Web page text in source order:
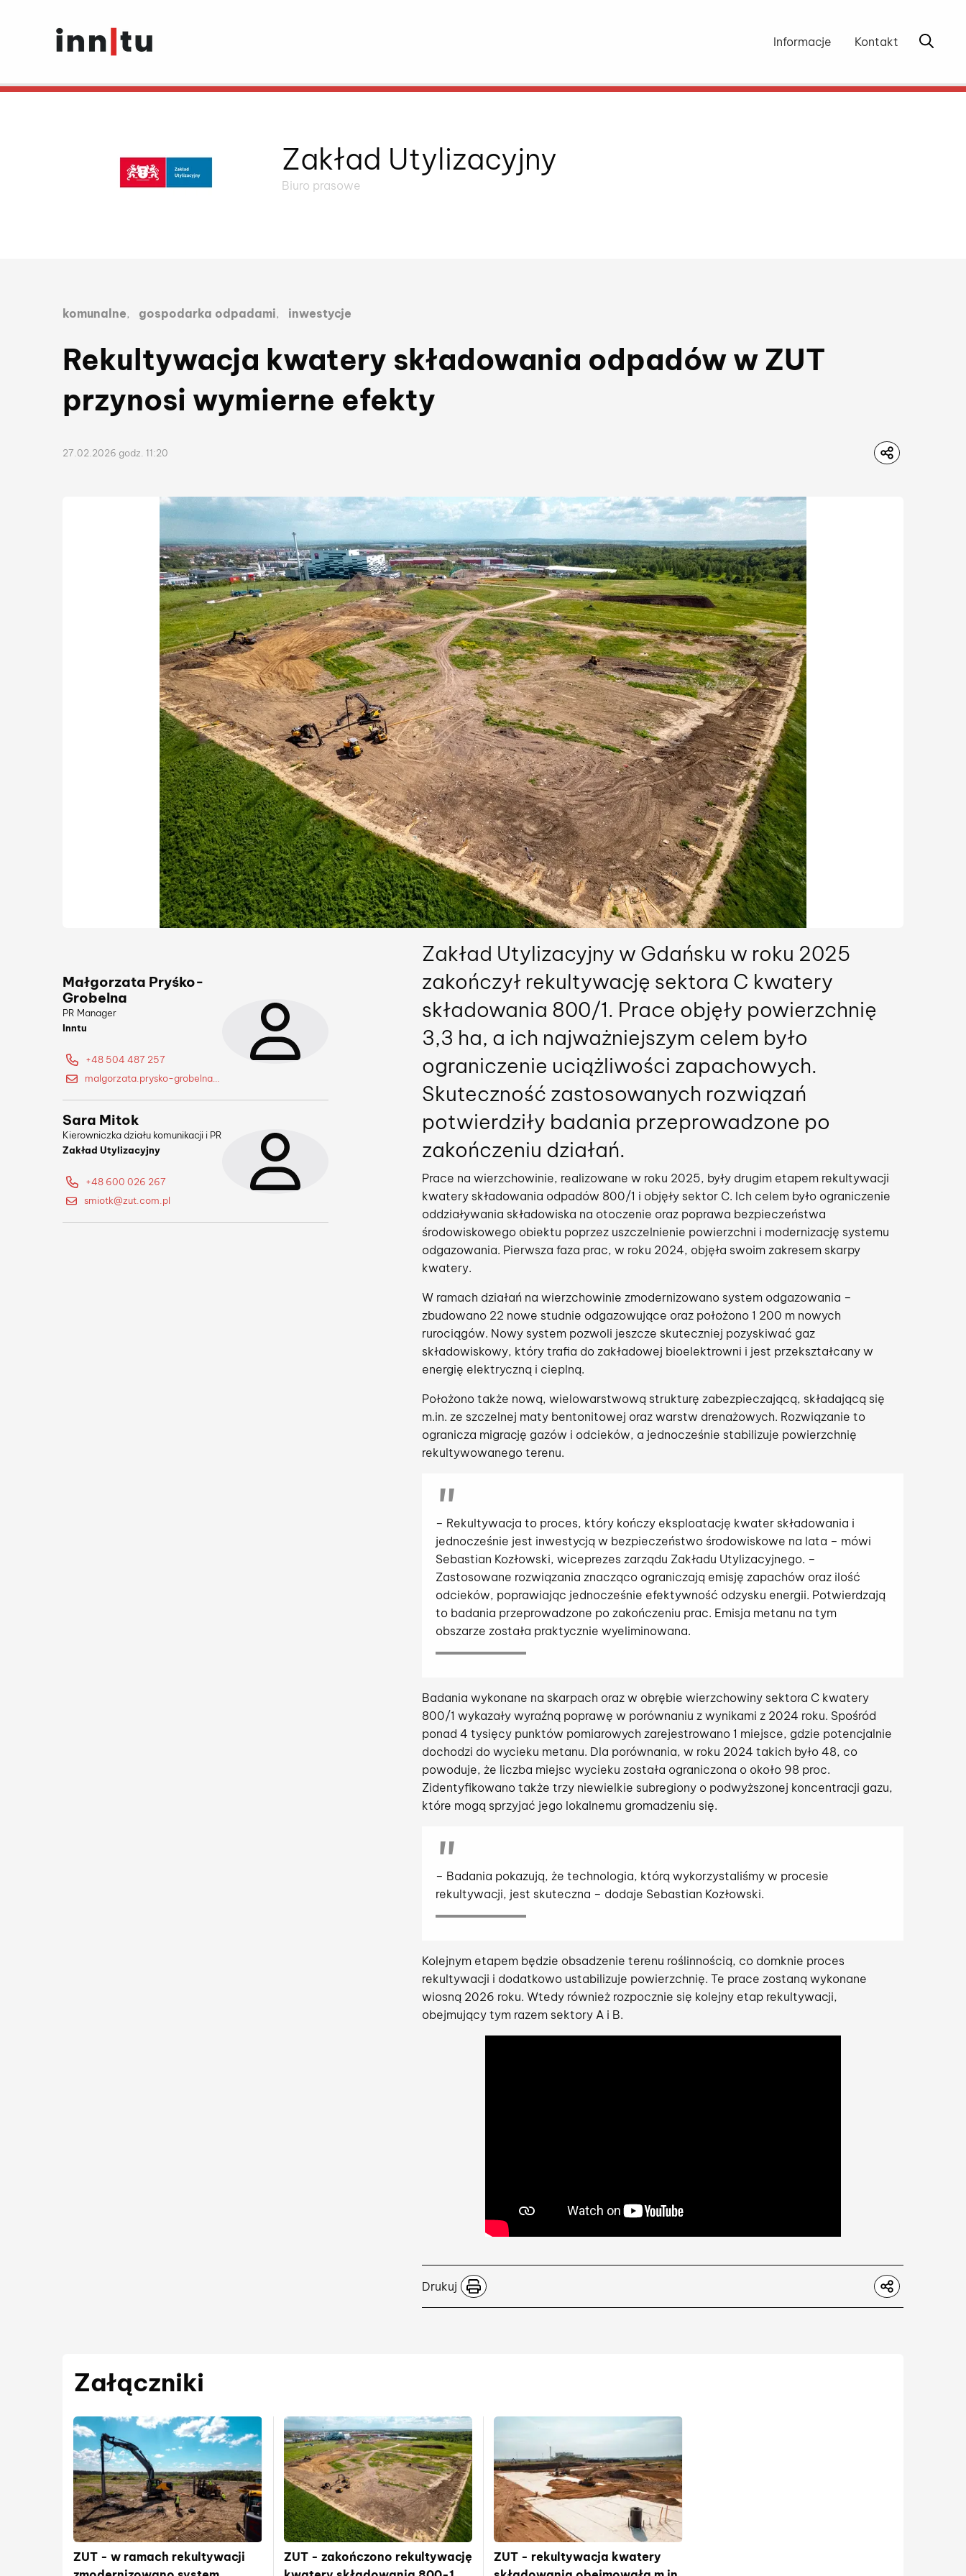
Informacje Kontakt Otwórz
Zakład Utylizacyjny
Biuro prasowe
Rekultywacja kwatery składowania odpadów w ZUT
przynosi wymierne efekty
Lista przynależnych kategorii publikacji
komunalne, gospodarka odpadami, inwestycje
27.02.2026 godz. 11:20
Małgorzata Pryśko-
Grobelna
PR Manager
Inntu
+48 504 487 257
malgorzata.prysko-grobelna@inntu.pl
Sara Mitok
Kierowniczka działu komunikacji i PR
Zakład Utylizacyjny
+48 600 026 267
smiotk@zut.com.pl
Zakład Utylizacyjny w Gdańsku w roku 2025
zakończył rekultywację sektora C kwatery
składowania 800/1. Prace objęły powierzchnię
3,3 ha, a ich najważniejszym celem było
ograniczenie uciążliwości zapachowych.
Skuteczność zastosowanych rozwiązań
potwierdziły badania przeprowadzone po
zakończeniu działań.
Prace na wierzchowinie, realizowane w roku 2025, były drugim etapem rekultywacji
kwatery składowania odpadów 800/1 i objęły sektor C. Ich celem było ograniczenie
oddziaływania składowiska na otoczenie oraz poprawa bezpieczeństwa
środowiskowego obiektu poprzez uszczelnienie powierzchni i modernizację systemu
odgazowania. Pierwsza faza prac, w roku 2024, objęła swoim zakresem skarpy
kwatery.
W ramach działań na wierzchowinie zmodernizowano system odgazowania –
zbudowano 22 nowe studnie odgazowujące oraz położono 1 200 m nowych
rurociągów. Nowy system pozwoli jeszcze skuteczniej pozyskiwać gaz
składowiskowy, który trafia do zakładowej bioelektrowni i jest przekształcany w
energię elektryczną i cieplną.
Położono także nową, wielowarstwową strukturę zabezpieczającą, składającą się
m.in. ze szczelnej maty bentonitowej oraz warstw drenażowych. Rozwiązanie to
ogranicza migrację gazów i odcieków, a jednocześnie stabilizuje powierzchnię
rekultywowanego terenu.
– Rekultywacja to proces, który kończy eksploatację kwater składowania i
jednocześnie jest inwestycją w bezpieczeństwo środowiskowe na lata – mówi
Sebastian Kozłowski, wiceprezes zarządu Zakładu Utylizacyjnego. –
Zastosowane rozwiązania znacząco ograniczają emisję zapachów oraz ilość
odcieków, poprawiając jednocześnie efektywność odzysku energii. Potwierdzają
to badania przeprowadzone po zakończeniu prac. Emisja metanu na tym
obszarze została praktycznie wyeliminowana.
Badania wykonane na skarpach oraz w obrębie wierzchowiny sektora C kwatery
800/1 wykazały wyraźną poprawę w porównaniu z wynikami z 2024 roku. Spośród
ponad 4 tysięcy punktów pomiarowych zarejestrowano 1 miejsce, gdzie potencjalnie
dochodzi do wycieku metanu. Dla porównania, w roku 2024 takich było 48, co
powoduje, że liczba miejsc wycieku została ograniczona o około 98 proc.
Zidentyfikowano także trzy niewielkie subregiony o podwyższonej koncentracji gazu,
które mogą sprzyjać jego lokalnemu gromadzeniu się.
– Badania pokazują, że technologia, którą wykorzystaliśmy w procesie
rekultywacji, jest skuteczna – dodaje Sebastian Kozłowski.
Kolejnym etapem będzie obsadzenie terenu roślinnością, co domknie proces
rekultywacji i dodatkowo ustabilizuje powierzchnię. Te prace zostaną wykonane
wiosną 2026 roku. Wtedy również rozpocznie się kolejny etap rekultywacji,
obejmujący tym razem sektory A i B.
Drukuj
Załączniki
ZUT - w ramach rekultywacji
ZUT - zakończono rekultywację
ZUT - rekultywacja kwatery